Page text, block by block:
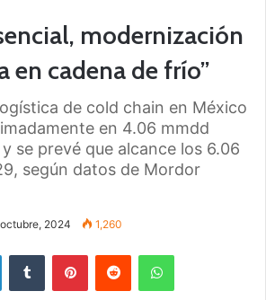
modernización
en cadena de frío”
de cold chain en México
en 4.06 mmdd
se prevé que alcance los 6.06
según datos de Mordor
2024 1,260